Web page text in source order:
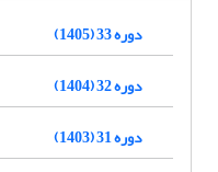
دوره 33 (1405)
دوره 32 (1404)
دوره 31 (1403)